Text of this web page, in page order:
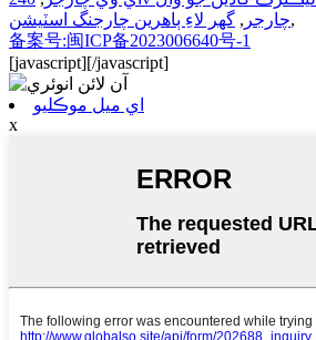
چارجر , گهر لاءِ ٻاهرين چارجنگ اسٽيشن
,
备案号:闽ICP备2023006640号-1
[javascript][/javascript]
اي ميل موڪليو
x